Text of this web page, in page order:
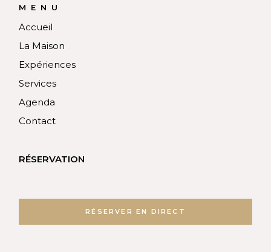
MENU
Accueil
La Maison
Expériences
Services
Agenda
Contact
RÉSERVATION
RÉSERVER EN DIRECT